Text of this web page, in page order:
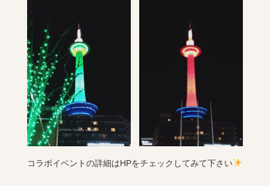
コラボイベントの詳細はHPをチェックしてみて下さい